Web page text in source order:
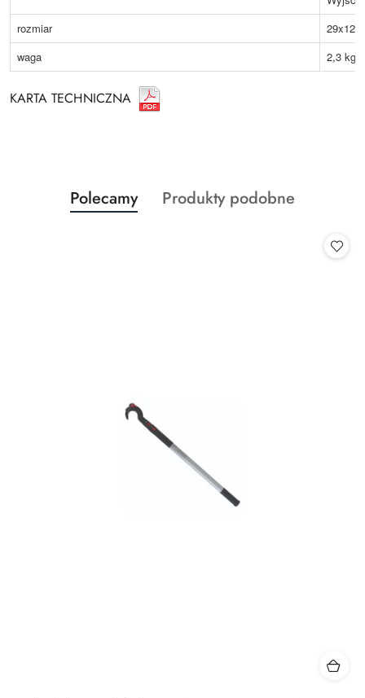
rozmiar
waga
2,3 kg
KARTA TECHNICZNA
Pomiń karuzelę produktów
Produkty
o
Polecamy
Produkty
Produkty podobne